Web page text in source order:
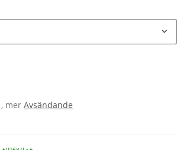
mer Avsändande